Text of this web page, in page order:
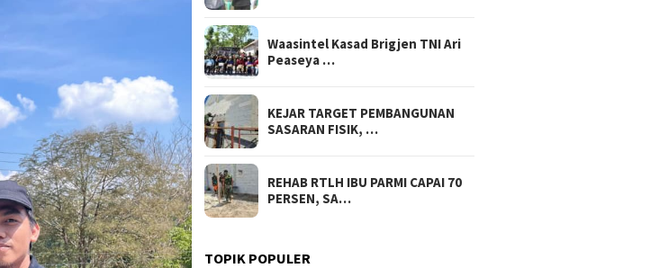
Waasintel Kasad Brigjen TNI Ari
Peaseya …
KEJAR TARGET PEMBANGUNAN
SASARAN FISIK, …
REHAB RTLH IBU PARMI CAPAI 70
PERSEN, SA…
TOPIK POPULER